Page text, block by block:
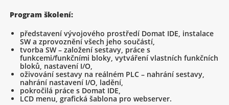
Program školení:
představení vývojového prostředí Domat IDE, instalace
SW a zprovoznění všech jeho součástí,
tvorba SW – založení sestavy, práce s
funkcemi/funkčními bloky, vytváření vlastních funkčních
bloků, nastavení I/O,
oživování sestavy na reálném PLC – nahrání sestavy,
nahrání nastavení I/O, ladění,
pokročilá práce s Domat IDE,
LCD menu, grafická šablona pro webserver.